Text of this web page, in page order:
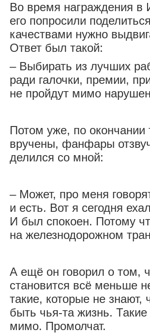
Во время награждения
его попросили
качествами нужно
Ответ был такой:
– Выбирать из лучших
ради галочки, премии,
не пройдут мимо
Потом уже, по окончании
вручены, фанфары
делился со мной:
– Может, про меня
и есть. Вот я сегодня
И был спокоен. Потому
на железнодорожном
А ещё он говорил о том,
становится всё меньше
такие, которые не знают,
быть чья-та жизнь.
мимо. Промолчат.